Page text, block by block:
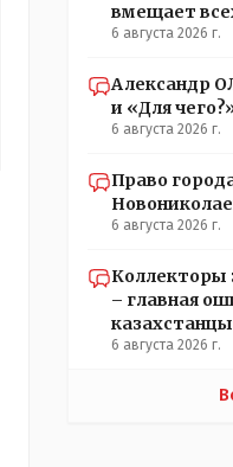
вмещает
6 августа 2026 г.
Александр
и «Для
6 августа 2026 г.
Право
6 августа 2026 г.
Коллекторы
– главная
казахстанцы
6 августа 2026 г.